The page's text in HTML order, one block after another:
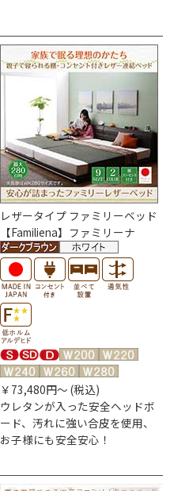
レザータイプ ファミリーベッド
【Familiena】ファミリーナ
￥73,480円～ (税込)
ウレタンが入った安全ヘッドボ
ード、汚れに強い合皮を使用、
お子様にも安全安心！